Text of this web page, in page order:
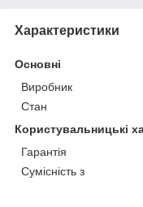
Характеристики
Основні
Виробник
Стан
Користувальницькі
Гарантія
Сумісність з